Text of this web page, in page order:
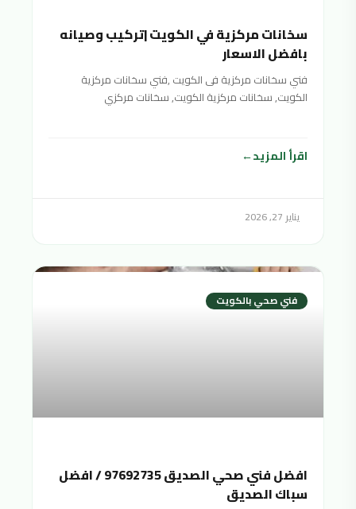
سخانات مركزية في الكويت |تركيب وصيانه
بافضل الاسعار
فني سخانات مركزية فى الكويت ,فني سخانات مركزية
الكويت, سخانات مركزية الكويت, سخانات مركزي
اقرأ المزيد
يناير 27, 2026
فني صحي بالكويت
افضل فني صحي الصديق 97692735 / افضل
سباك الصديق